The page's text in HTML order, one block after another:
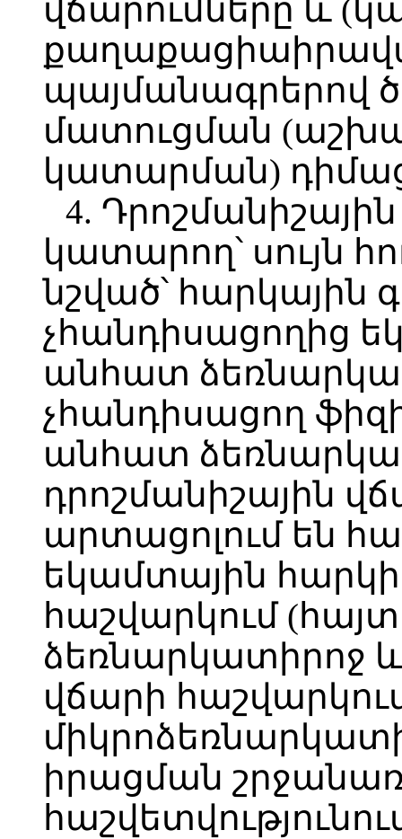
վճարումները և
պայմանագրերով
մատուցման
կատարման)
4.
կատարող՝ սույն
նշված՝ հարկային
չհանդիսացողից
անհատ
չհանդիսացող
անհատ
դրոշմանիշային
արտացոլում են
եկամտային
հաշվարկում
ձեռնարկատիրոջ
վճարի
իրացման